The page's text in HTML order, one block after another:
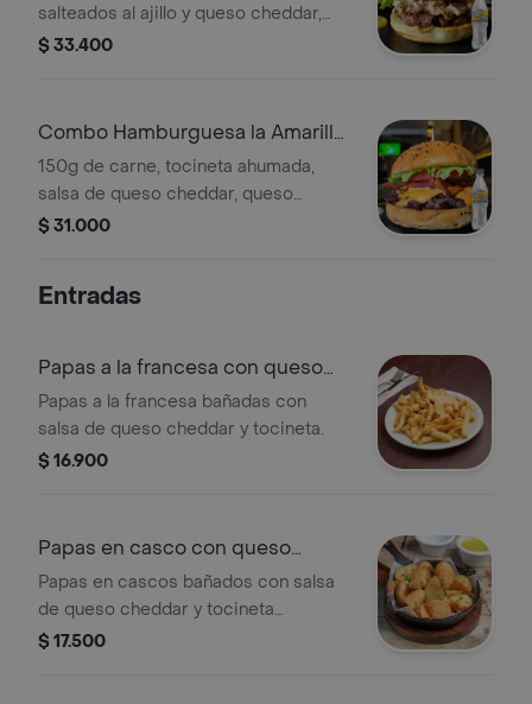
salteados al ajillo y queso cheddar,
tocineta ahumada, vegetales y pan
$ 33.400
Combo Hamburguesa la Amarilla
+ Soda Schweppes 400Ml
150g de carne, tocineta ahumada,
salsa de queso cheddar, queso
cheddar tajado, vegetales y pan
$ 31.000
Entradas
Papas a la francesa con queso
cheddar
Papas a la francesa bañadas con
salsa de queso cheddar y tocineta.
$ 16.900
Papas en casco con queso
cheddar
Papas en cascos bañados con salsa
de queso cheddar y tocineta
ahumada.
$ 17.500